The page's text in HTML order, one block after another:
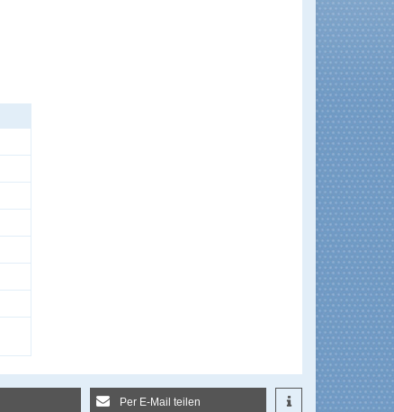
Per E-Mail teilen